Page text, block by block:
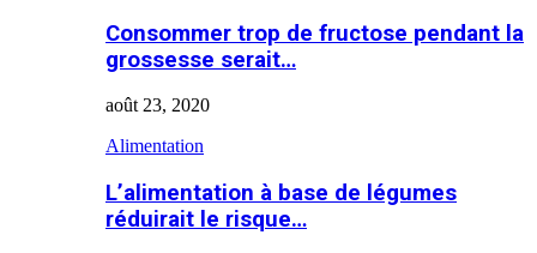
Consommer trop de fructose pendant la
grossesse serait…
août 23, 2020
Alimentation
L’alimentation à base de légumes
réduirait le risque…